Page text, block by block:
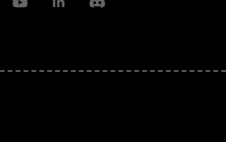
YoutubeLinkedinDiscord